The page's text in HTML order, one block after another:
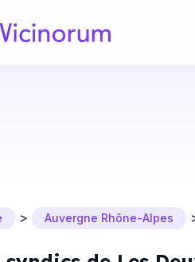
> Auvergne Rhône-Alpes